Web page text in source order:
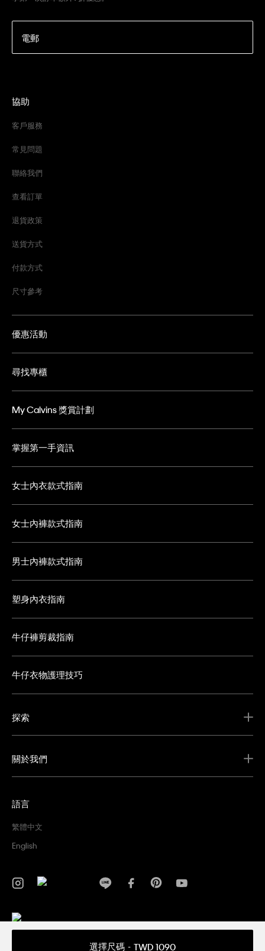
選擇尺碼 TWD 1090
電郵
協助
客戶服務
常見問題
聯絡我們
查看訂單
退貨政策
送貨方式
付款方式
尺寸參考
優惠活動
尋找專櫃
My Calvins 獎賞計劃
掌握第一手資訊
女士內衣款式指南
女士內褲款式指南
男士內褲款式指南
塑身內衣指南
牛仔褲剪裁指南
牛仔衣物護理技巧
探索
關於我們
語言
繁體中文
English
條款及細則